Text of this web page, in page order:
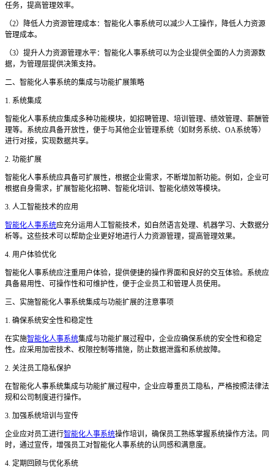
任务，提高管理效率。
（2）降低人力资源管理成本：智能化人事系统可以减少人工操作，降低人力资源
管理成本。
（3）提升人力资源管理水平：智能化人事系统可以为企业提供全面的人力资源数
据，为管理层提供决策支持。
二、智能化人事系统的集成与功能扩展策略
1. 系统集成
智能化人事系统应集成多种功能模块，如招聘管理、培训管理、绩效管理、薪酬管
理等。系统应具备开放性，便于与其他企业管理系统（如财务系统、 OA系统等）
进行对接，实现数据共享。
2. 功能扩展
智能化人事系统应具备可扩展性，根据企业需求，不断增加新功能。例如，企业可
根据自身需求，扩展智能化招聘、智能化培训、智能化绩效等模块。
3. 人工智能技术的应用
智能化人事系统应充分运用人工智能技术，如自然语言处理、机器学习、大数据分
析等。这些技术可以帮助企业更好地进行人力资源管理，提高管理效果。
4. 用户体验优化
智能化人事系统应注重用户体验，提供便捷的操作界面和良好的交互体验。系统应
具备易用性、可操作性和可维护性，便于企业员工和管理人员使用。
三、实施智能化人事系统集成与功能扩展的注意事项
1. 确保系统安全性和稳定性
在实施智能化人事系统集成与功能扩展过程中，企业应确保系统的安全性和稳定
性。应采用加密技术、权限控制等措施，防止数据泄露和系统故障。
2. 关注员工隐私保护
在智能化人事系统集成与功能扩展过程中，企业应尊重员工隐私，严格按照法律法
规和公司制度进行操作。
3. 加强系统培训与宣传
企业应对员工进行智能化人事系统操作培训，确保员工熟练掌握系统操作方法。同
时，通过宣传，增强员工对智能化人事系统的认同感和满意度。
4. 定期回顾与优化系统